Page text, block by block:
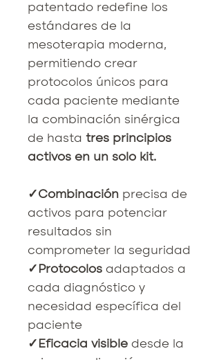
patentado redefine los
estándares de la
mesoterapia moderna,
permitiendo crear
protocolos únicos para
cada paciente mediante
la combinación sinérgica
de hasta tres principios
activos en un solo kit.
✓Combinación precisa de
activos para potenciar
resultados sin
comprometer la seguridad
✓Protocolos adaptados a
cada diagnóstico y
necesidad específica del
paciente
✓Eficacia visible desde la